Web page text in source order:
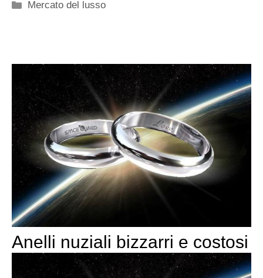
Categorie
Mercato del lusso
Anelli nuziali bizzarri e costosi